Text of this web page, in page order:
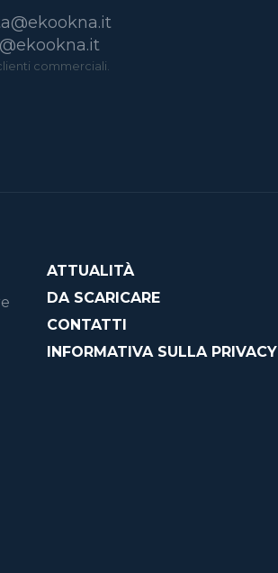
commerciali.
ATTUALITÀ
DA SCARICARE
CONTATTI
INFORMATIVA SULLA PRIVACY